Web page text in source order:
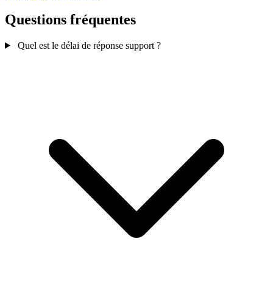
Questions fréquentes
Quel est le délai de réponse support ?